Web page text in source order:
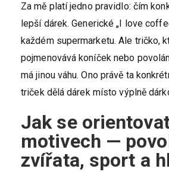
Za mě platí jedno pravidlo: čím
lepší dárek. Generické „I love
každém supermarketu. Ale tričko,
pojmenovává koníček nebo
má jinou váhu. Ono právě ta
triček dělá dárek místo výplně
Jak se
motivech —
zvířata, sport a